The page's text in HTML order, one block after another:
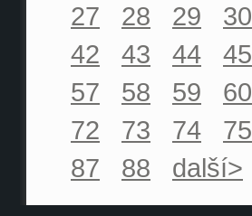
27
28 29 30
42
43 44 45
57
58 59 60
72
73 74 75
87
88 další>